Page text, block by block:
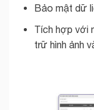
Bảo mật dữ
Tích hợp với
trữ hình ảnh